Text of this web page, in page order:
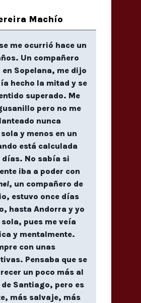
Machío
me ocurrió hace un
Un compañero
en Sopelana, me dijo
hecho la mitad y se
superado. Me
pero no me
nunca
y menos en un
está calculada
días. No sabía si
iba a poder con
, un compañero de
estuvo once días
hasta Andorra y yo
pues me veía
y mentalmente.
con unas
Pensaba que se
un poco más al
de Santiago, pero es
más salvaje, más